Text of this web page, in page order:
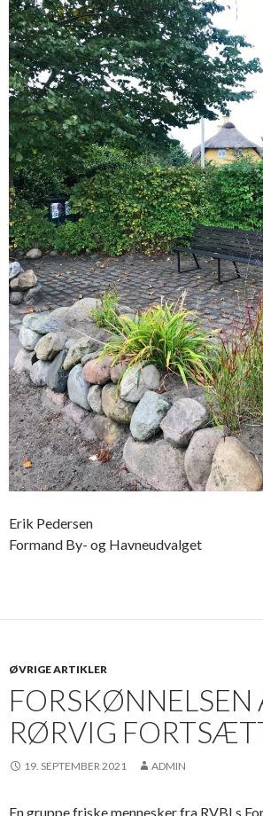
Erik Pedersen
Formand By- og Havneudvalget
ØVRIGE ARTIKLER
FORSKØNNELSEN
RØRVIG
19. SEPTEMBER 2021 ADMIN
En gruppe friske mennesker fra RVBLs